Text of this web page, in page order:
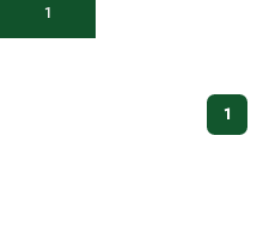
Προσθήκη στο καλάθι
1